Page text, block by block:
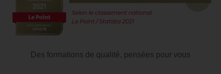
Des formations de qualité, pensées pour vous